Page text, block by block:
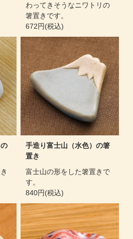
わってきそうなニワトリの
箸置きです。
672円(税込)
手造り富士山（水色）の箸
置き
富士山の形をした箸置きで
す。
840円(税込)